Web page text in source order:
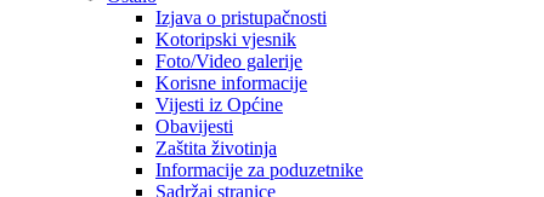
Izjava o pristupačnosti
Kotoripski vjesnik
Foto/Video galerije
Korisne informacije
Vijesti iz Općine
Obavijesti
Zaštita životinja
Informacije za poduzetnike
Sadržaj stranice